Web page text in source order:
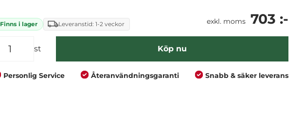
Finns i lager Leveranstid: 1-2 veckor exkl. moms 703 :-
st Köp nu
Personlig Service Återanvändningsgaranti Snabb & säker leverans